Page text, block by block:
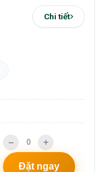
Chi tiết
Đặt ngay